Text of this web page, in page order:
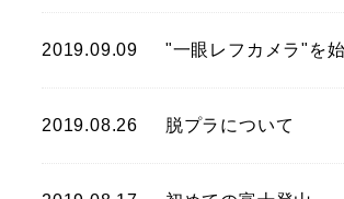
2019.09.09 "一眼レフカメラ"を
2019.08.26 脱プラについて